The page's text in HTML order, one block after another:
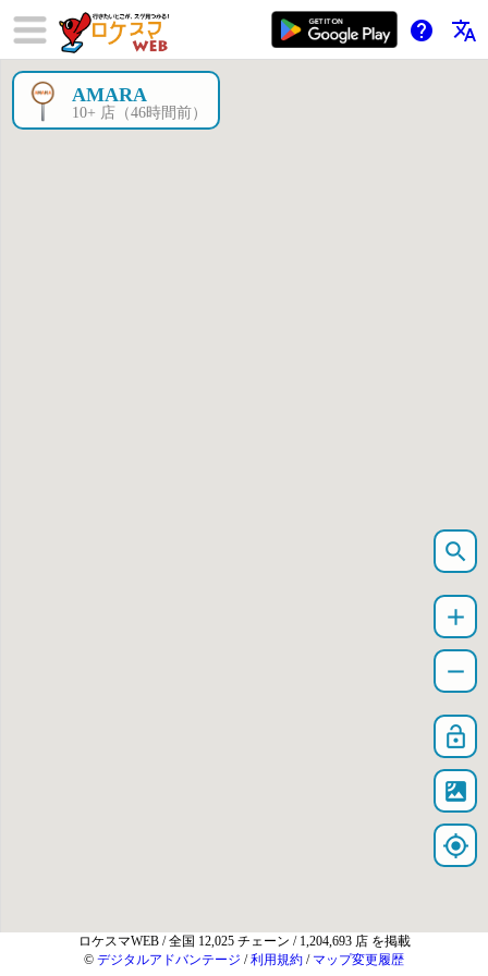
help translate
AMARA
10+ 店（46時間前）
search
add
remove
lock_open
satellite
my_location
ロケスマWEB / 全国 12,025 チェーン / 1,204,693 店 を掲載
© デジタルアドバンテージ /利用規約 / マップ変更履歴